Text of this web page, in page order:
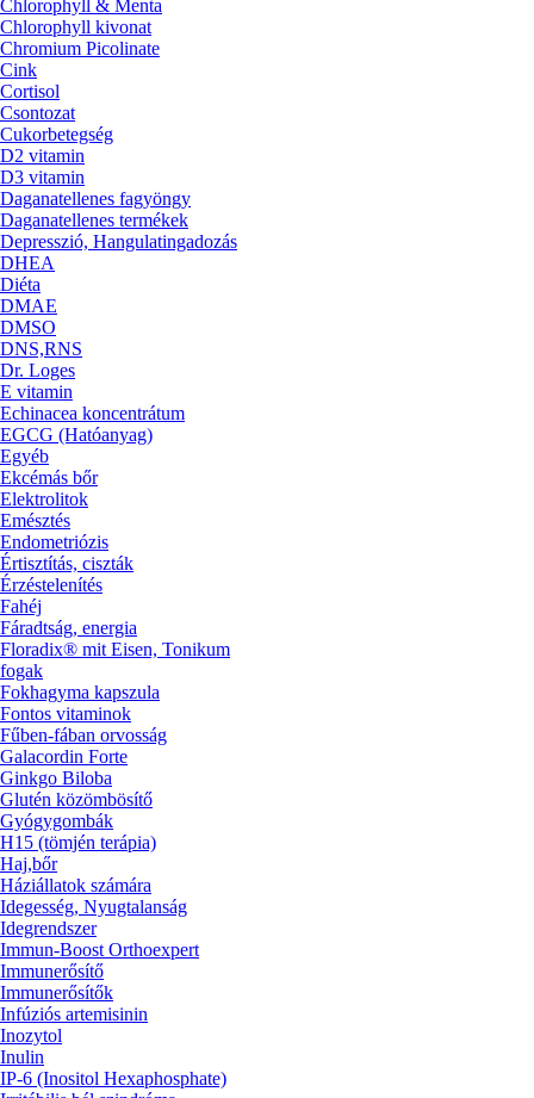
Chlorophyll & Menta
Chlorophyll kivonat
Chromium Picolinate
Cink
Cortisol
Csontozat
Cukorbetegség
D2 vitamin
D3 vitamin
Daganatellenes fagyöngy
Daganatellenes termékek
Depresszió, Hangulatingadozás
DHEA
Diéta
DMAE
DMSO
DNS,RNS
Dr. Loges
E vitamin
Echinacea koncentrátum
EGCG (Hatóanyag)
Egyéb
Ekcémás bőr
Elektrolitok
Emésztés
Endometriózis
Értisztítás, ciszták
Érzéstelenítés
Fahéj
Fáradtság, energia
Floradix® mit Eisen, Tonikum
fogak
Fokhagyma kapszula
Fontos vitaminok
Fűben-fában orvosság
Galacordin Forte
Ginkgo Biloba
Glutén közömbösítő
Gyógygombák
H15 (tömjén terápia)
Haj,bőr
Háziállatok számára
Idegesség, Nyugtalanság
Idegrendszer
Immun-Boost Orthoexpert
Immunerősítő
Immunerősítők
Infúziós artemisinin
Inozytol
Inulin
IP-6 (Inositol Hexaphosphate)